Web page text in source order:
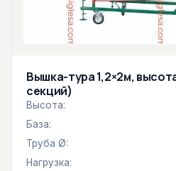
Вышка-тура 1,2×2м, высота
секций)
Высота:
База:
Труба Ø:
Нагрузка: